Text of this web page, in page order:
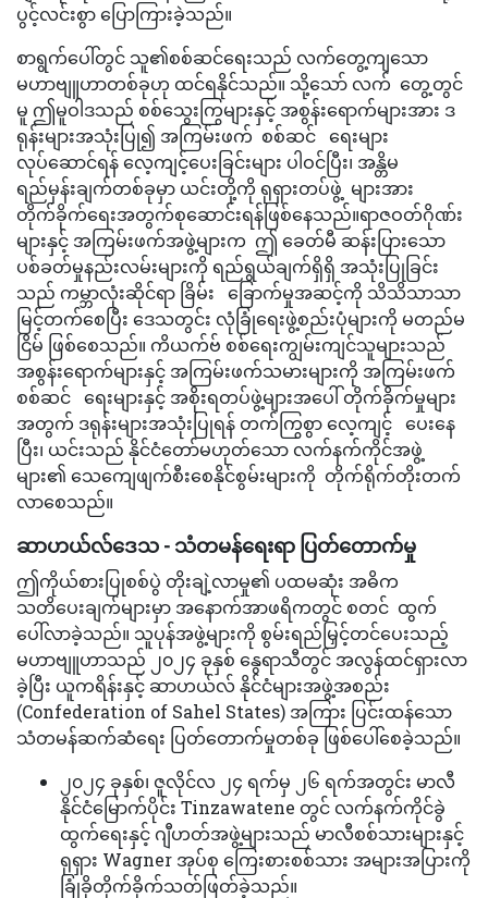
ပွင့်လင်းစွာ ပြောကြားခဲ့သည်။
စာရွက်ပေါ်တွင် သူ၏စစ်ဆင်ရေးသည် လက်တွေ့ကျသော
မဟာဗျူဟာတစ်ခုဟု ထင်ရနိုင်သည်။ သို့သော် လက် တွေ့တွင်
မူ ဤမူဝါဒသည် စစ်သွေးကြွများနှင့် အစွန်းရောက်များအား ဒ
ရုန်းများအသုံးပြု၍ အကြမ်းဖက် စစ်ဆင် ရေးများ
လုပ်ဆောင်ရန် လေ့ကျင့်ပေးခြင်းများ ပါဝင်ပြီး၊ အန္တိမ
ရည်မှန်းချက်တစ်ခုမှာ ယင်းတို့ကို ရုရှားတပ်ဖွဲ့ များအား
တိုက်ခိုက်ရေးအတွက်စုဆောင်းရန်ဖြစ်နေသည်။ရာဇဝတ်ဂိုဏ်း
များနှင့် အကြမ်းဖက်အဖွဲ့များက ဤ ခေတ်မီ ဆန်းပြားသော
ပစ်ခတ်မှုနည်းလမ်းများကို ရည်ရွယ်ချက်ရှိရှိ အသုံးပြုခြင်း
သည် ကမ္ဘာလုံးဆိုင်ရာ ခြိမ်း ခြောက်မှုအဆင့်ကို သိသိသာသာ
မြင့်တက်စေပြီး ဒေသတွင်း လုံခြုံရေးဖွဲ့စည်းပုံများကို မတည်မ
ငြိမ် ဖြစ်စေသည်။ ကိယက်ဗ် စစ်ရေးကျွမ်းကျင်သူများသည်
အစွန်းရောက်များနှင့် အကြမ်းဖက်သမားများကို အကြမ်းဖက်
စစ်ဆင် ရေးများနှင့် အစိုးရတပ်ဖွဲ့များအပေါ် တိုက်ခိုက်မှုများ
အတွက် ဒရုန်းများအသုံးပြုရန် တက်ကြွစွာ လေ့ကျင့် ပေးနေ
ပြီး၊ ယင်းသည် နိုင်ငံတော်မဟုတ်သော လက်နက်ကိုင်အဖွဲ့
များ၏ သေကျေဖျက်စီးစေနိုင်စွမ်းများကို တိုက်ရိုက်တိုးတက်
လာစေသည်။
ဆာဟယ်လ်ဒေသ - သံတမန်ရေးရာ ပြတ်တောက်မှု
ဤကိုယ်စားပြုစစ်ပွဲ တိုးချဲ့လာမှု၏ ပထမဆုံး အဓိက
သတိပေးချက်များမှာ အနောက်အာဖရိကတွင် စတင် ထွက်
ပေါ်လာခဲ့သည်။ သူပုန်အဖွဲ့များကို စွမ်းရည်မြှင့်တင်ပေးသည့်
မဟာဗျူဟာသည် ၂၀၂၄ ခုနှစ် နွေရာသီတွင် အလွန်ထင်ရှားလာ
ခဲ့ပြီး ယူကရိန်းနှင့် ဆာဟယ်လ် နိုင်ငံများအဖွဲ့အစည်း
(Confederation of Sahel States) အကြား ပြင်းထန်သော
သံတမန်ဆက်ဆံရေး ပြတ်တောက်မှုတစ်ခု ဖြစ်ပေါ်စေခဲ့သည်။
၂၀၂၄ ခုနှစ်၊ ဇူလိုင်လ ၂၄ ရက်မှ ၂၆ ရက်အတွင်း မာလီ
နိုင်ငံမြောက်ပိုင်း Tinzawatene တွင် လက်နက်ကိုင်ခွဲ
ထွက်ရေးနှင့် ဂျီဟတ်အဖွဲ့များသည် မာလီစစ်သားများနှင့်
ရုရှား Wagner အုပ်စု ကြေးစားစစ်သား အများအပြားကို
ခြုံခိုတိုက်ခိုက်သတ်ဖြတ်ခဲ့သည်။